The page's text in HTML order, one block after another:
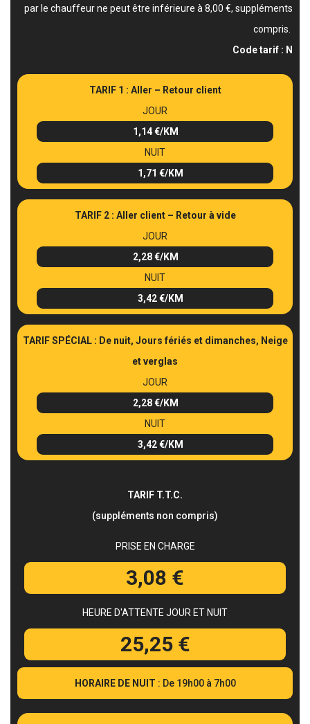
par le chauffeur ne peut être inférieure à 8,00 €, suppléments
compris.
Code tarif : N
TARIF 1 : Aller – Retour client
JOUR
1,14 €/KM
NUIT
1,71 €/KM
TARIF 2 : Aller client – Retour à vide
JOUR
2,28 €/KM
NUIT
3,42 €/KM
TARIF SPÉCIAL : De nuit, Jours fériés et dimanches, Neige
et verglas
JOUR
2,28 €/KM
NUIT
3,42 €/KM
TARIF T.T.C.
(suppléments non compris)
PRISE EN CHARGE
3,08 €
HEURE D'ATTENTE JOUR ET NUIT
25,25 €
HORAIRE DE NUIT : De 19h00 à 7h00